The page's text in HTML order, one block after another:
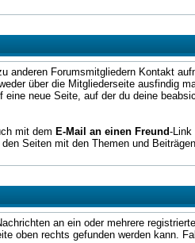
anderen Forumsmitgliedern Kontakt
über die Mitgliederseite ausfindig
neue Seite, auf der du deine
mit dem E-Mail an einen Freund-Link
Seiten mit den Themen und
an ein oder mehrere
oben rechts gefunden werden kann.